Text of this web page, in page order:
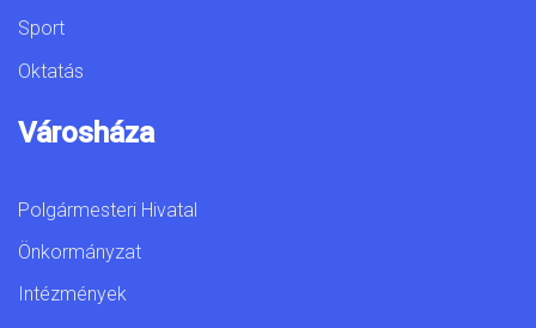
Sport
Oktatás
Városháza
Polgármesteri Hivatal
Önkormányzat
Intézmények